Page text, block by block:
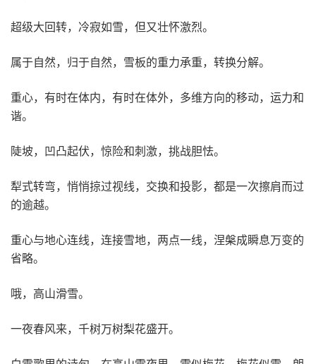
超级大回转，冷寂如雪，但又壮怀激烈。
属于自然，归于自然，雪板的重力承重，转换分解。
重心，有时在体内，有时在体外，多维方向的移动，运力和
谐。
陡坡，凹凸起伏，惊险和刺激，挑战胆怯。
犁式转弯，悄悄掠过视线，交换和投影，都是一次擦肩而过
的逾越。
重心与地心连线，连接雪地，两点一线，涅槃成瞬息万变的
省略。
哦，高山滑雪。
一夜春风来，千树万树梨花盛开。